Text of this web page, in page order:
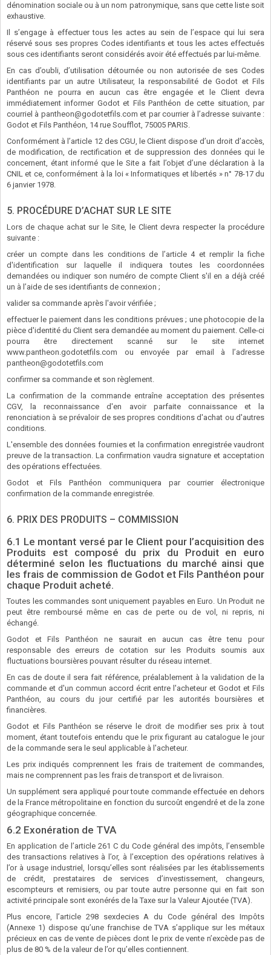
dénomination sociale ou à un nom patronymique, sans que cette liste soit
exhaustive.
Il s’engage à effectuer tous les actes au sein de l’espace qui lui sera
réservé sous ses propres Codes identifiants et tous les actes effectués
sous ces identifiants seront considérés avoir été effectués par lui-même.
En cas d’oubli, d’utilisation détournée ou non autorisée de ses Codes
identifiants par un autre Utilisateur, la responsabilité de Godot et Fils
Panthéon ne pourra en aucun cas être engagée et le Client devra
immédiatement informer Godot et Fils Panthéon de cette situation, par
courriel à pantheon@godotetfils.com et par courrier à l’adresse suivante :
Godot et Fils Panthéon, 14 rue Soufflot, 75005 PARIS.
Conformément à l’article 12 des CGU, le Client dispose d’un droit d’accès,
de modification, de rectification et de suppression des données qui le
concernent, étant informé que le Site a fait l’objet d’une déclaration à la
CNIL et ce, conformément à la loi « Informatiques et libertés » n° 78-17 du
6 janvier 1978.
5. PROCÉDURE D’ACHAT SUR LE SITE
Lors de chaque achat sur le Site, le Client devra respecter la procédure
suivante :
créer un compte dans les conditions de l’article 4 et remplir la fiche
d'identification sur laquelle il indiquera toutes les coordonnées
demandées ou indiquer son numéro de compte Client s'il en a déjà créé
un à l’aide de ses identifiants de connexion ;
valider sa commande après l'avoir vérifiée ;
effectuer le paiement dans les conditions prévues ; une photocopie de la
pièce d'identité du Client sera demandée au moment du paiement. Celle-ci
pourra être directement scanné sur le site internet
www.pantheon.godotetfils.com ou envoyée par email à l’adresse
pantheon@godotetfils.com
confirmer sa commande et son règlement.
La confirmation de la commande entraîne acceptation des présentes
CGV, la reconnaissance d'en avoir parfaite connaissance et la
renonciation à se prévaloir de ses propres conditions d'achat ou d'autres
conditions.
L'ensemble des données fournies et la confirmation enregistrée vaudront
preuve de la transaction. La confirmation vaudra signature et acceptation
des opérations effectuées.
Godot et Fils Panthéon communiquera par courrier électronique
confirmation de la commande enregistrée.
6. PRIX DES PRODUITS – COMMISSION
6.1 Le montant versé par le Client pour l’acquisition des
Produits est composé du prix du Produit en euro
déterminé selon les fluctuations du marché ainsi que
les frais de commission de Godot et Fils Panthéon pour
chaque Produit acheté.
Toutes les commandes sont uniquement payables en Euro. Un Produit ne
peut être remboursé même en cas de perte ou de vol, ni repris, ni
échangé.
Godot et Fils Panthéon ne saurait en aucun cas être tenu pour
responsable des erreurs de cotation sur les Produits soumis aux
fluctuations boursières pouvant résulter du réseau internet.
En cas de doute il sera fait référence, préalablement à la validation de la
commande et d'un commun accord écrit entre l'acheteur et Godot et Fils
Panthéon, au cours du jour certifié par les autorités boursières et
financières.
Godot et Fils Panthéon se réserve le droit de modifier ses prix à tout
moment, étant toutefois entendu que le prix figurant au catalogue le jour
de la commande sera le seul applicable à l'acheteur.
Les prix indiqués comprennent les frais de traitement de commandes,
mais ne comprennent pas les frais de transport et de livraison.
Un supplément sera appliqué pour toute commande effectuée en dehors
de la France métropolitaine en fonction du surcoût engendré et de la zone
géographique concernée.
6.2 Exonération de TVA
En application de l’article 261 C du Code général des impôts, l’ensemble
des transactions relatives à l’or, à l’exception des opérations relatives à
l’or à usage industriel, lorsqu’elles sont réalisées par les établissements
de crédit, prestataires de services d’investissement, changeurs,
escompteurs et remisiers, ou par toute autre personne qui en fait son
activité principale sont exonérés de la Taxe sur la Valeur Ajoutée (TVA).
Plus encore, l’article 298 sexdecies A du Code général des Impôts
(Annexe 1) dispose qu’une franchise de TVA s’applique sur les métaux
précieux en cas de vente de pièces dont le prix de vente n’excède pas de
plus de 80 % de la valeur de l’or qu’elles contiennent.